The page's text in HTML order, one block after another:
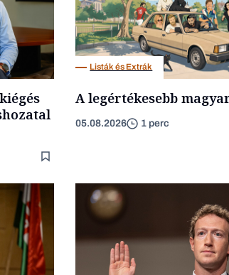
Listák és Extrák
A legértékesebb
05.08.2026 1 perc